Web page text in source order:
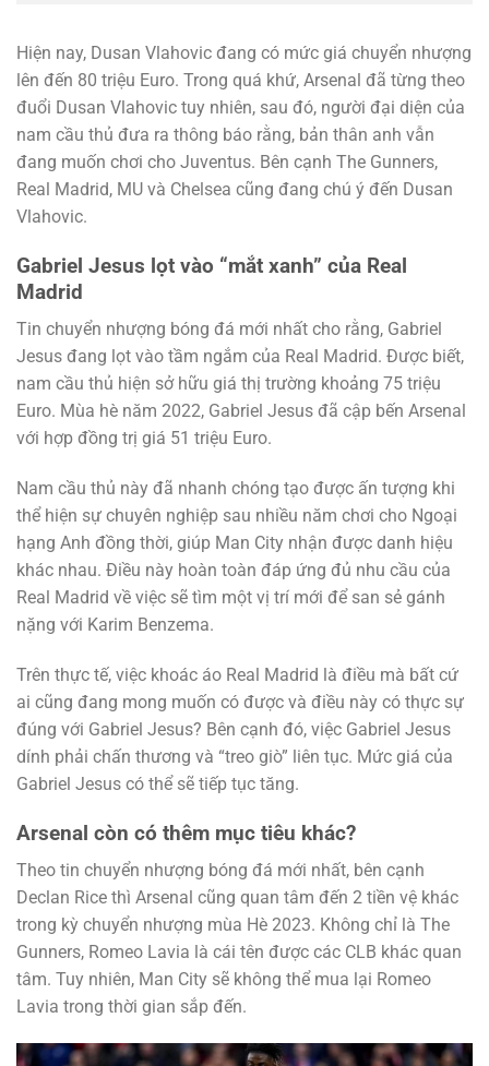
Hiện nay, Dusan Vlahovic đang có mức giá chuyển nhượng
lên đến 80 triệu Euro. Trong quá khứ, Arsenal đã từng theo
đuổi Dusan Vlahovic tuy nhiên, sau đó, người đại diện của
nam cầu thủ đưa ra thông báo rằng, bản thân anh vẫn
đang muốn chơi cho Juventus. Bên cạnh The Gunners,
Real Madrid, MU và Chelsea cũng đang chú ý đến Dusan
Vlahovic.
Gabriel Jesus lọt vào “mắt xanh” của Real
Madrid
Tin chuyển nhượng bóng đá mới nhất cho rằng, Gabriel
Jesus đang lọt vào tầm ngắm của Real Madrid. Được biết,
nam cầu thủ hiện sở hữu giá thị trường khoảng 75 triệu
Euro. Mùa hè năm 2022, Gabriel Jesus đã cập bến Arsenal
với hợp đồng trị giá 51 triệu Euro.
Nam cầu thủ này đã nhanh chóng tạo được ấn tượng khi
thể hiện sự chuyên nghiệp sau nhiều năm chơi cho Ngoại
hạng Anh đồng thời, giúp Man City nhận được danh hiệu
khác nhau. Điều này hoàn toàn đáp ứng đủ nhu cầu của
Real Madrid về việc sẽ tìm một vị trí mới để san sẻ gánh
nặng với Karim Benzema.
Trên thực tế, việc khoác áo Real Madrid là điều mà bất cứ
ai cũng đang mong muốn có được và điều này có thực sự
đúng với Gabriel Jesus? Bên cạnh đó, việc Gabriel Jesus
dính phải chấn thương và “treo giò” liên tục. Mức giá của
Gabriel Jesus có thể sẽ tiếp tục tăng.
Arsenal còn có thêm mục tiêu khác?
Theo tin chuyển nhượng bóng đá mới nhất, bên cạnh
Declan Rice thì Arsenal cũng quan tâm đến 2 tiền vệ khác
trong kỳ chuyển nhượng mùa Hè 2023. Không chỉ là The
Gunners, Romeo Lavia là cái tên được các CLB khác quan
tâm. Tuy nhiên, Man City sẽ không thể mua lại Romeo
Lavia trong thời gian sắp đến.